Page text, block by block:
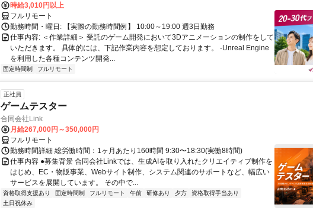
時給3,010円以上
フルリモート
勤務時間・曜日: 【実際の勤務時間例】 10:00～19:00 週3日勤務
仕事内容: ＜作業詳細＞ 受託のゲーム開発において3Dアニメーションの制作をして
いただきます。 具体的には、下記作業内容を想定しております。 -Unreal Engine
を利用した各種コンテンツ開発...
固定時間制 フルリモート
正社員
ゲームテスター
合同会社Link
月給267,000円～350,000円
フルリモート
勤務時間詳細 総労働時間：1ヶ月あたり160時間 9:30〜18:30(実働8時間)
仕事内容 ●募集背景 合同会社Linkでは、生成AIを取り入れたクリエイティブ制作を
はじめ、EC・物販事業、Webサイト制作、システム関連のサポートなど、幅広い
サービスを展開しています。 その中で...
資格取得支援あり 固定時間制 フルリモート 午前 研修あり 夕方
資格取得手当あり
土日祝休み